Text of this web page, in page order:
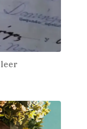
leer